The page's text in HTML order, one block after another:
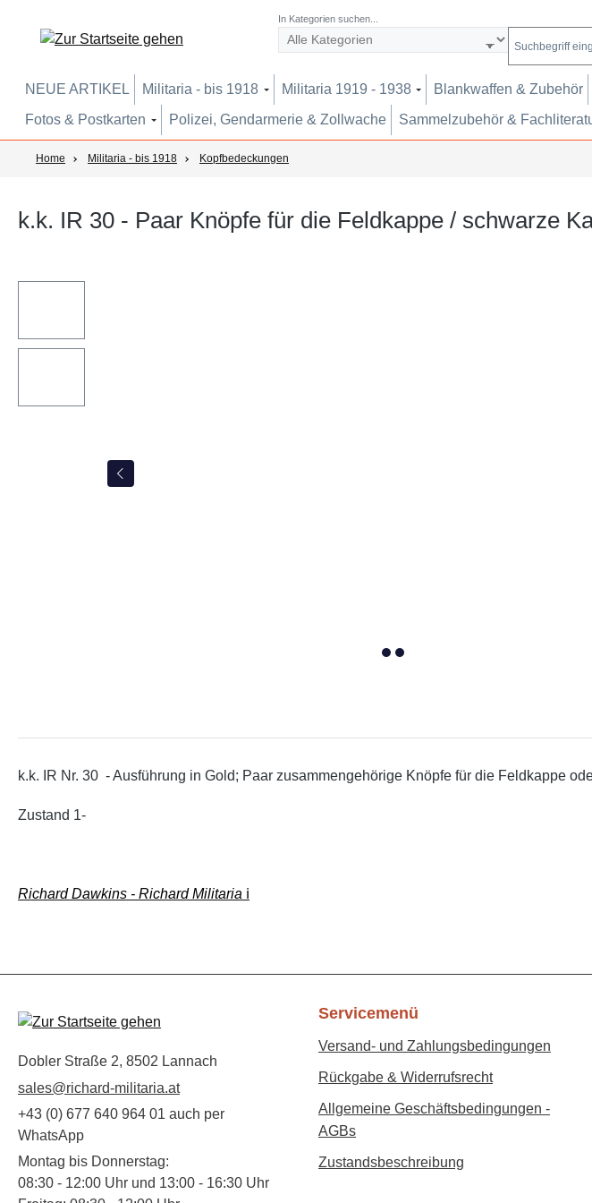
In Kategorien suchen...
NEUE ARTIKEL Militaria - bis 1918 Militaria 1919 - 1938 Blankwaffen & Zubehör
Fotos & Postkarten
Polizei, Gendarmerie & Zollwache Sammelzubehör &
Home Militaria - bis 1918 Kopfbedeckungen
k.k. IR 30 - Paar Knöpfe für die Feldkappe / schwarze
k.k. IR Nr. 30 - Ausführung in Gold; Paar zusammengehörige Knöpfe für die Feldkappe
Zustand 1-
Richard Dawkins - Richard Militaria ℹ️
Dobler Straße 2, 8502 Lannach
sales@richard-militaria.at
+43 (0) 677 640 964 01 auch per
WhatsApp
Montag bis Donnerstag:
08:30 - 12:00 Uhr und 13:00 - 16:30 Uhr
Servicemenü
Versand- und Zahlungsbedingungen
Rückgabe & Widerrufsrecht
Allgemeine Geschäftsbedingungen -
AGBs
Zustandsbeschreibung